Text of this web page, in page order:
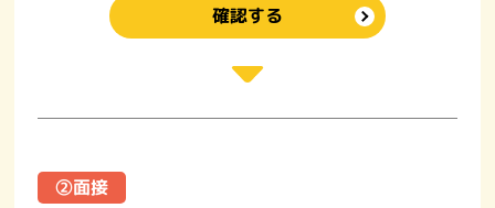
確認する
➁面接